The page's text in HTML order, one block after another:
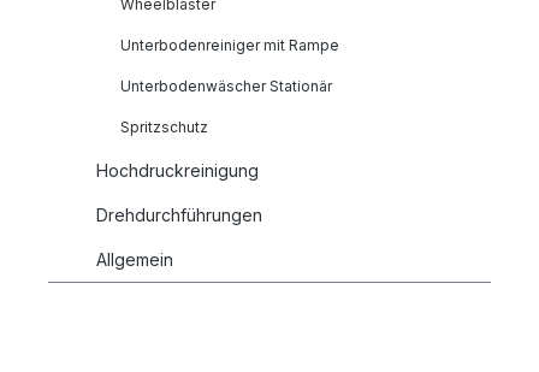
Wheelblaster
Unterbodenreiniger mit Rampe
Unterbodenwäscher Stationär
Spritzschutz
Hochdruckreinigung
Drehdurchführungen
Allgemein